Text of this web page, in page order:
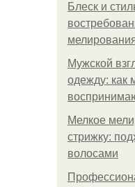
Блеск и
Мужской
одежду: как
Мелкое
стрижку:
волосами